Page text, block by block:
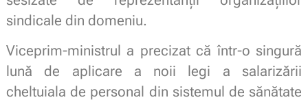
sindicale din domeniu.
Viceprim-ministrul a precizat că într-o singură
lună de aplicare a noii legi a salarizării
cheltuiala de personal din sistemul de sănătate